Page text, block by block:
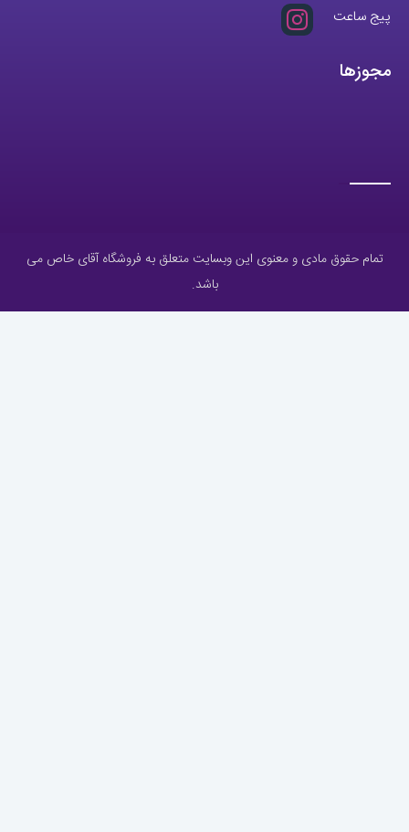
پیج ساعت
مجوزها
تمام حقوق مادی و معنوی این وبسایت متعلق به فروشگاه آقای خاص می
باشد.